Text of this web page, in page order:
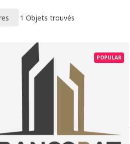
1 Objets trouvés
POPULAR